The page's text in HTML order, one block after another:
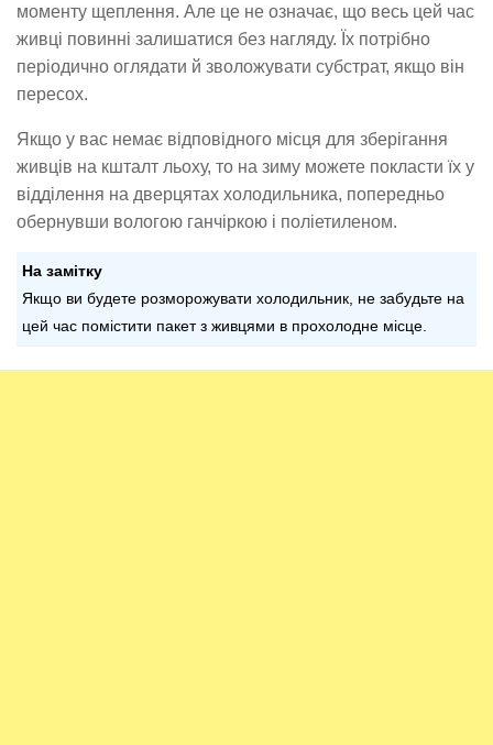
моменту щеплення. Але це не означає, що весь цей час
живці повинні залишатися без нагляду. Їх потрібно
періодично оглядати й зволожувати субстрат, якщо він
пересох.
Якщо у вас немає відповідного місця для зберігання
живців на кшталт льоху, то на зиму можете покласти їх у
відділення на дверцятах холодильника, попередньо
обернувши вологою ганчіркою і поліетиленом.
На замітку
Якщо ви будете розморожувати холодильник, не забудьте на
цей час помістити пакет з живцями в прохолодне місце.